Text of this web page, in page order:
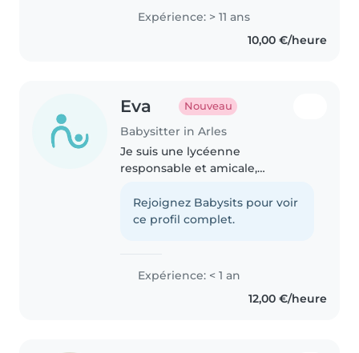
psychologue 🧸🎨 Maman de
deux enfants, je sais qu'un
goûter coupé en triangles peut
Expérience: > 11 ans
10,00 €/heure
Eva Nouveau
Babysitter in Arles
Je suis une lycéenne
responsable et amicale,
lecture et les jeux. J'adore
m'occuper d'enfants de tous
Rejoignez Babysits pour voir
ce profil complet.
Expérience: < 1 an
12,00 €/heure